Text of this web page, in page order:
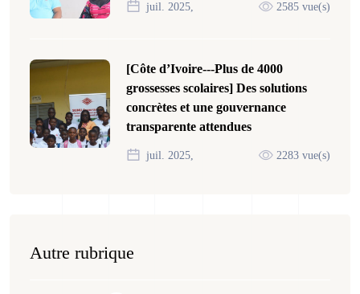
juil. 2025, 2585 vue(s)
[Côte d’Ivoire---Plus de 4000
grossesses scolaires] Des solutions
concrètes et une gouvernance
transparente attendues
juil. 2025, 2283 vue(s)
Autre rubrique